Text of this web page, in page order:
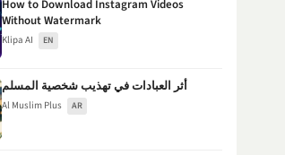
How to Download Instagram Videos
Without Watermark
Klipa AI EN
أثر العبادات في تهذيب شخصية المسلم
Al Muslim Plus AR